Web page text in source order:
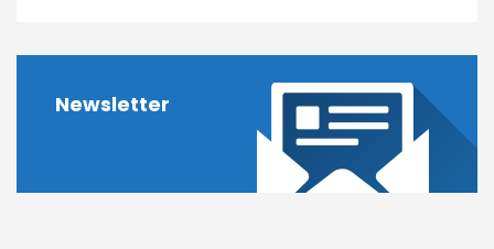
Newsletter